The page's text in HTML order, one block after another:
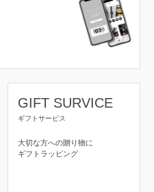
GIFT SURVICE
ギフトサービス
大切な方への贈り物に
ギフトラッピング